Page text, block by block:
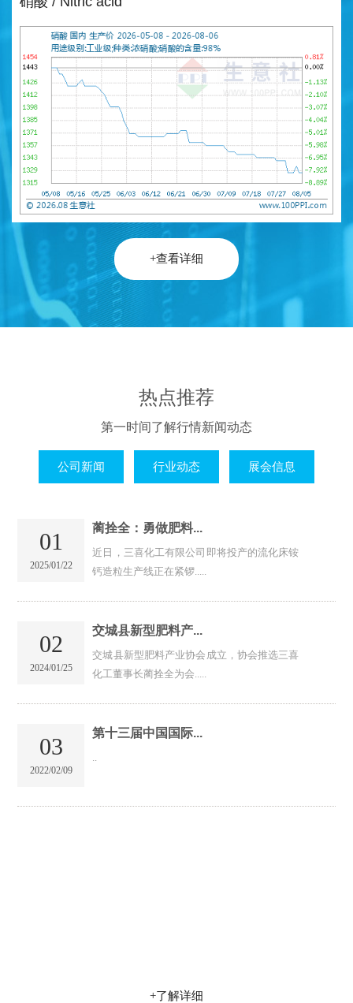
+查看详细
热点推荐
第一时间了解行情新闻动态
公司新闻 行业动态 展会信息
01
2025/01/22
蔺拴全：勇做肥料...
近日，三喜化工有限公司即将投产的流化床铵
钙造粒生产线正在紧锣.....
02
2024/01/25
交城县新型肥料产...
交城县新型肥料产业协会成立，协会推选三喜
化工董事长蔺拴全为会.....
03
2022/02/09
第十三届中国国际...
+了解详细